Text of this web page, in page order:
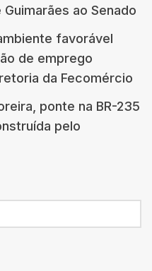
ao Senado
favorável
de emprego
da Fecomércio
ponte na BR-235
pelo